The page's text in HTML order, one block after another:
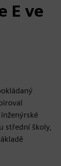
E ve
střední školy,